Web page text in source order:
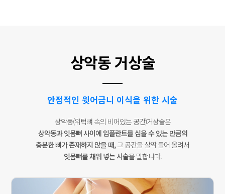
상악동 거상술
안정적인 윗어금니 이식을 위한 시술
상악동(위턱뼈 속의 비어있는 공간)거상술은
상악동과 잇몸뼈 사이에 임플란트를 심을 수 있는 만큼의
충분한 뼈가 존재하지 않을 때,그 공간을 살짝 들어 올려서
잇몸뼈를 채워 넣는 시술을 말합니다.